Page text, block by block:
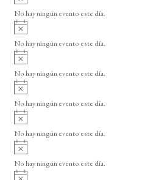
o
v
i
o
No hay ningún evento este día.
A
v
i
o
No hay ningún evento este día.
A
v
i
o
No hay ningún evento este día.
A
v
i
o
No hay ningún evento este día.
A
v
i
o
No hay ningún evento este día.
A
v
i
No hay ningún evento este día.
A